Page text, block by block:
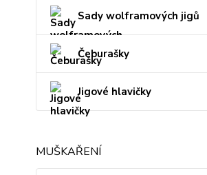
Sady wolframových jigů
Čeburašky
Jigové hlavičky
MUŠKAŘENÍ